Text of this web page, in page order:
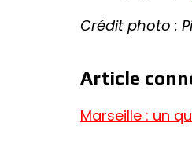
Crédit photo :
Article
Marseille : un